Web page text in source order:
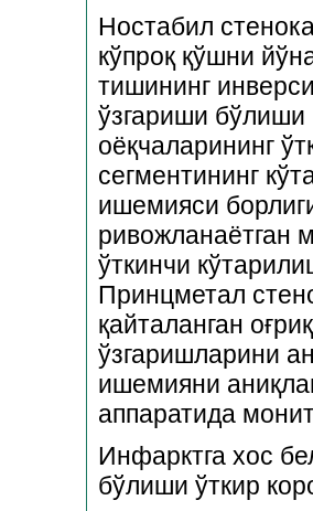
Ностабил
кўпроқ қўшни
тишининг
ўзгариши
оёқчаларининг
сегментининг
ишемияси
ривожланаётган
ўткинчи
Принцметал
қайталанган
ўзгаришларини
ишемияни
аппаратида
Инфарктга хос
бўлиши ўткир